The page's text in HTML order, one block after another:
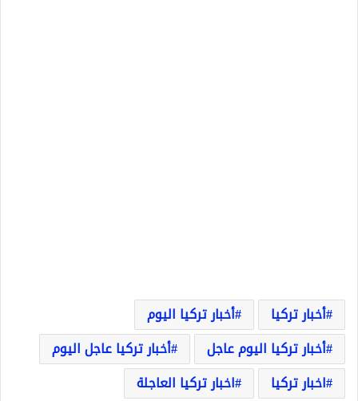
أخبار تركيا
أخبار تركيا اليوم
أخبار تركيا اليوم عاجل
أخبار تركيا عاجل اليوم
اخبار تركيا
اخبار تركيا العاجلة